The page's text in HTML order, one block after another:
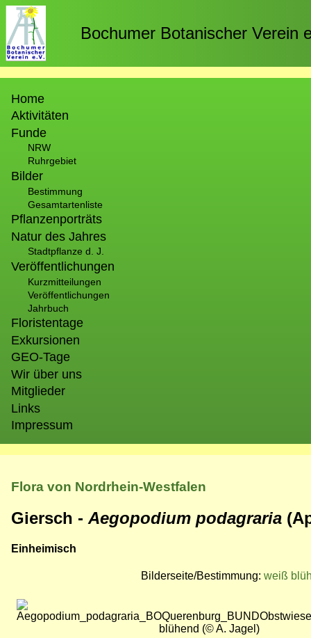
Direkt
zum
Inhalt
Bochumer Botanischer Verein
Home
Aktivitäten
Funde
NRW
Ruhrgebiet
Bilder
Bestimmung
Gesamtartenliste
Pflanzenporträts
Natur des Jahres
Stadtpflanze d. J.
Veröffentlichungen
Kurzmitteilungen
Veröffentlichungen
Jahrbuch
Floristentage
Exkursionen
GEO-Tage
Wir über uns
Mitglieder
Links
Impressum
Flora von Nordrhein-Westfalen
Giersch - Aegopodium podagraria
Einheimisch
Bilderseite/Bestimmung: weiß
Bild
blühend (© A. Jagel)